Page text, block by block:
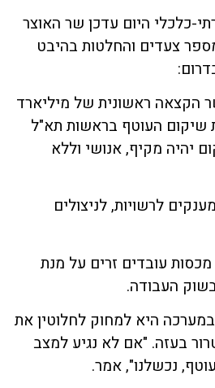
כלכלי היום עדכן שר האוצר
צעדים והחלטות בהיבט
הקצאה ראשונית של מיליארד
העוטף בראשות תא"ל
יהיה מקיף, אנושי וללא
לרשויות, לניצולים
מכסות עובדים זרים על מנת
העבודה.
היא למחוק לחלוטין את
בעזה. "אם לא נגיע למצב
נכשלנו", אמר.